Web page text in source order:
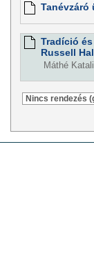
Tanévzáró
Tradíció
Russell
Máthé